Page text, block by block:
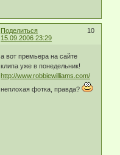
Поделиться
10
15.09.2006 23:29
а вот премьера на сайте
клипа уже в понедельник!
http://www.robbiewilliams.com/
неплохая фотка, правда?